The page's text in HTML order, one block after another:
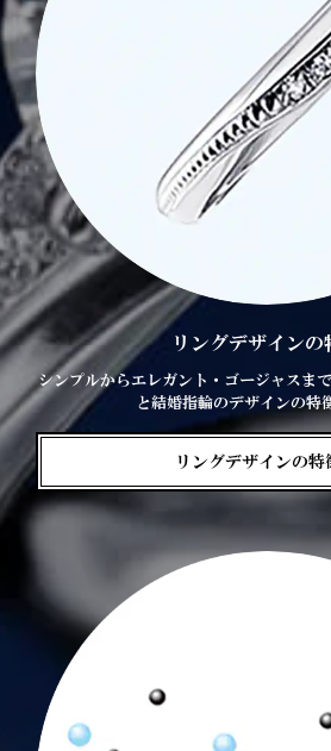
リングデザインの
シンプルからエレガント・ゴージャスま
と結婚指輪のデザインの特
リングデザインの特